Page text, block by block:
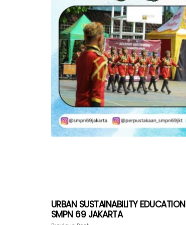
URBAN SUSTAINABILITY EDUCATION
SMPN 69 JAKARTA